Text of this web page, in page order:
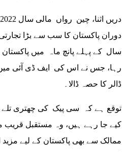
دوران پاکستان کا سب سے بڑا
سال کے پہلے پانچ ماہ میں
ڈالر کا حصہ ڈالا۔
توقع ہے کہ سی پیک کی چھتری تلے
کیے جا رہے ہیں، وہ مستقبل قریب
ممالک سے بھی پاکستان کے لیے